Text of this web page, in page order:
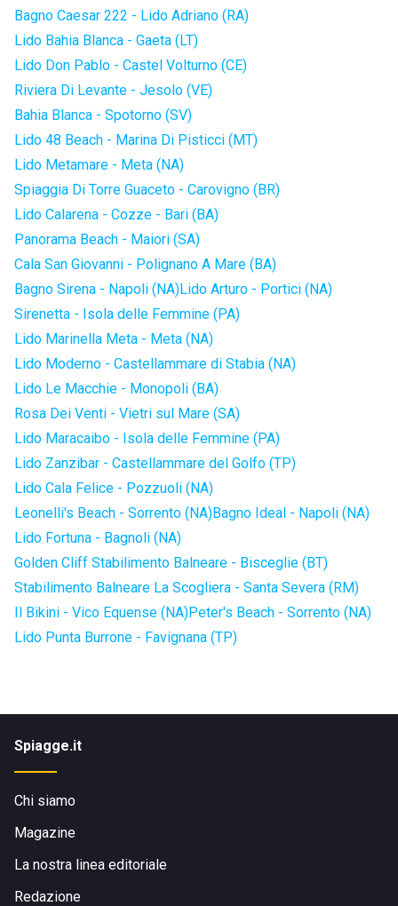
Bagno Caesar 222 - Lido Adriano (RA)
Lido Bahia Blanca - Gaeta (LT)
Lido Don Pablo - Castel Volturno (CE)
Riviera Di Levante - Jesolo (VE)
Bahia Blanca - Spotorno (SV)
Lido 48 Beach - Marina Di Pisticci (MT)
Lido Metamare - Meta (NA)
Spiaggia Di Torre Guaceto - Carovigno (BR)
Lido Calarena - Cozze - Bari (BA)
Panorama Beach - Maiori (SA)
Cala San Giovanni - Polignano A Mare (BA)
Bagno Sirena - Napoli (NA)Lido Arturo - Portici (NA)
Sirenetta - Isola delle Femmine (PA)
Lido Marinella Meta - Meta (NA)
Lido Moderno - Castellammare di Stabia (NA)
Lido Le Macchie - Monopoli (BA)
Rosa Dei Venti - Vietri sul Mare (SA)
Lido Maracaibo - Isola delle Femmine (PA)
Lido Zanzibar - Castellammare del Golfo (TP)
Lido Cala Felice - Pozzuoli (NA)
Leonelli's Beach - Sorrento (NA)Bagno Ideal - Napoli (NA)
Lido Fortuna - Bagnoli (NA)
Golden Cliff Stabilimento Balneare - Bisceglie (BT)
Stabilimento Balneare La Scogliera - Santa Severa (RM)
Il Bikini - Vico Equense (NA)Peter's Beach - Sorrento (NA)
Lido Punta Burrone - Favignana (TP)
Spiagge.it
Chi siamo
Magazine
La nostra linea editoriale
Redazione